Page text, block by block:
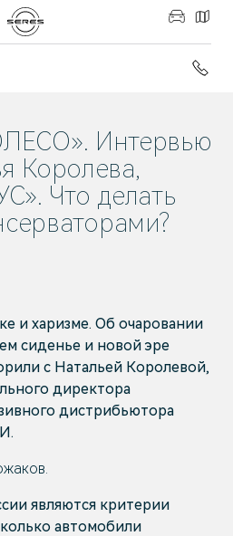
Интервью
Королева,
Что делать
и харизме. Об очаровании
сиденье и новой эре
с Натальей Королевой,
директора
дистрибьютора
являются критерии
автомобили